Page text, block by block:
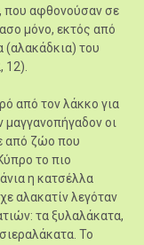
που αφθονούσαν σε
μόνο, εκτός από
(αλακάδκια) του
12).
από τον λάκκο για
οι
από ζώο που
το πιο
η κατσέλλα
αλακατίν λεγόταν
τα ξυλαλάκατα,
Το